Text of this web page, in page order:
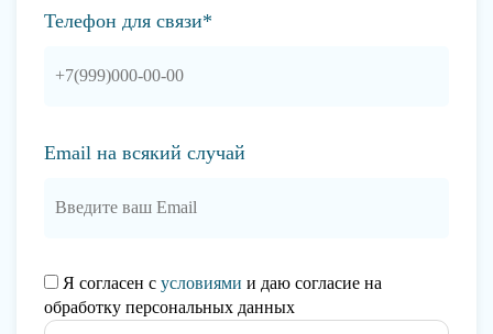
Телефон для связи*
Email на всякий случай
Я согласен с условиями и даю согласие на
обработку персональных данных